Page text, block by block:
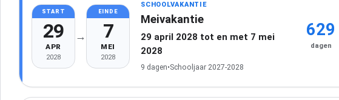
START
29
APR
2028
→
EINDE
7
MEI
2028
SCHOOLVAKANTIE
Meivakantie
29 april 2028 tot en met 7 mei
2028
9 dagen•Schooljaar 2027-2028
629
dagen